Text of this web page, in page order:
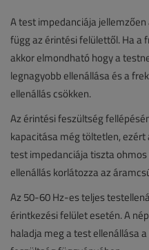
A test impedanciája
függ az érintési felülettől. Ha a
akkor elmondható hogy a
legnagyobb ellenállása és a
ellenállás csökken.
Az érintési feszültség
kapacitása még töltetlen, ezért
test impedanciája tiszta
ellenállás korlátozza az
Az 50-60 Hz-es teljes
érintkezési felület esetén. A
haladja meg a test ellenállása